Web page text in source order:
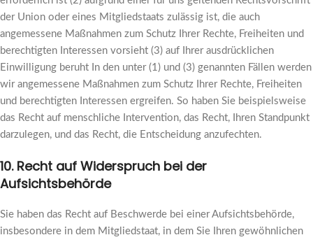
der Union oder eines Mitgliedstaats zulässig ist, die auch
angemessene Maßnahmen zum Schutz Ihrer Rechte, Freiheiten und
berechtigten Interessen vorsieht (3) auf Ihrer ausdrücklichen
Einwilligung beruht In den unter (1) und (3) genannten Fällen werden
wir angemessene Maßnahmen zum Schutz Ihrer Rechte, Freiheiten
und berechtigten Interessen ergreifen. So haben Sie beispielsweise
das Recht auf menschliche Intervention, das Recht, Ihren Standpunkt
darzulegen, und das Recht, die Entscheidung anzufechten.
10. Recht auf Widerspruch bei der
Aufsichtsbehörde
Sie haben das Recht auf Beschwerde bei einer Aufsichtsbehörde,
insbesondere in dem Mitgliedstaat, in dem Sie Ihren gewöhnlichen